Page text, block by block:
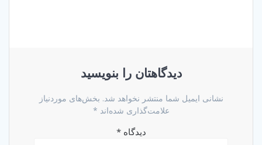
دیدگاهتان را بنویسید
نشانی ایمیل شما منتشر نخواهد شد. بخش‌های موردنیاز
علامت‌گذاری شده‌اند *
دیدگاه*